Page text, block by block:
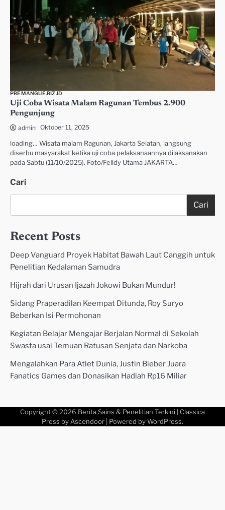
PREMANGUE.BIZ.ID
Uji Coba Wisata Malam Ragunan Tembus 2.900
Pengunjung
admin Oktober 11, 2025
loading… Wisata malam Ragunan, Jakarta Selatan, langsung
diserbu masyarakat ketika uji coba pelaksanaannya dilaksanakan
pada Sabtu (11/10/2025). Foto/Felldy Utama JAKARTA…
Cari
Cari
Recent Posts
Deep Vanguard Proyek Habitat Bawah Laut Canggih untuk
Penelitian Kedalaman Samudra
Hijrah dari Urusan Ijazah Jokowi Bukan Mundur!
Sidang Praperadilan Keempat Ditunda, Roy Suryo
Beberkan Isi Permohonan
Kegiatan Belajar Mengajar Berjalan Normal di Sekolah
Swasta usai Temuan Ratusan Senjata dan Narkoba
Mengalahkan Para Atlet Dunia, Justin Bieber Juara
Fanatics Games dan Donasikan Hadiah Rp16 Miliar
Copyright © 2026 Berita Sains & Penelitian Terkini | Classica
Press by Ascendoor | Powered by WordPress.